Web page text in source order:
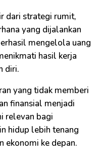
dari strategi rumit,
yang dijalankan
mengelola uang
hasil kerja
diri.
yang tidak memberi
finansial menjadi
relevan bagi
hidup lebih tenang
ekonomi ke depan.